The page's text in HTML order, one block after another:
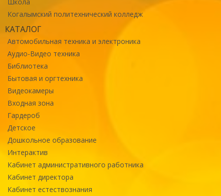
Когалымский политехнический колледж
КАТАЛОГ
Автомобильная техника и электроника
Аудио-Видео техника
Библиотека
Бытовая и оргтехника
Видеокамеры
Входная зона
Гардероб
Детское
Дошкольное образование
Интерактив
Кабинет административного работника
Кабинет директора
Кабинет естествознания